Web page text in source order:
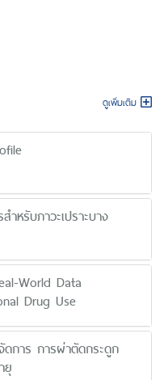
ดูเพิ่มเติม
หรับภาวะเปราะบาง
World Data
Drug Use
ดการ การผ่าตัดกระดูก
ยุ